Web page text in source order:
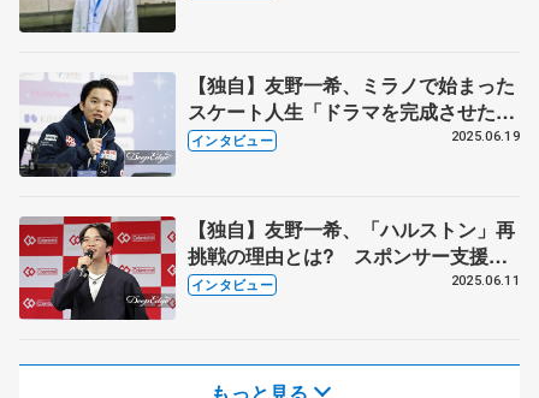
【独自】友野一希、ミラノで始まった
スケート人生「ドラマを完成させた
い」 「世間の意見、気にするし、体
（下）
インタビュー 2025.06.19
【独自】友野一希、「ハルストン」再
挑戦の理由とは? スポンサー支援に
「もっと応援していただける選手
インタビュー 2025.06.11